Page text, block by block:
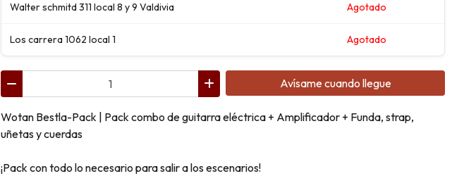
Walter schmitd 311 local 8 y 9 Valdivia Agotado
Los carrera 1062 local 1 Agotado
Avísame cuando llegue
Wotan Bestla-Pack | Pack combo de guitarra eléctrica + Amplificador + Funda, strap,
uñetas y cuerdas
¡Pack con todo lo necesario para salir a los escenarios!